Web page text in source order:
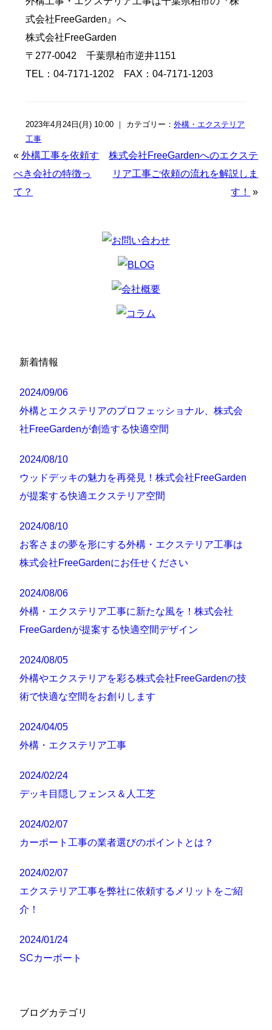
式会社FreeGarden』へ
株式会社FreeGarden
〒277-0042 千葉県柏市逆井1151
TEL：04-7171-1202 FAX：04-7171-1203
2023年4月24日(月) 10:00 ｜ カテゴリー：外構・エクステリア
工事
«外構工事を依頼す
べき会社の特徴っ
て？
株式会社FreeGardenへのエクステ
リア工事ご依頼の流れを解説しま
す！
»
新着情報
2024/09/06
外構とエクステリアのプロフェッショナル、株式会
社FreeGardenが創造する快適空間
2024/08/10
ウッドデッキの魅力を再発見！株式会社FreeGarden
が提案する快適エクステリア空間
2024/08/10
お客さまの夢を形にする外構・エクステリア工事は
株式会社FreeGardenにお任せください
2024/08/06
外構・エクステリア工事に新たな風を！株式会社
FreeGardenが提案する快適空間デザイン
2024/08/05
外構やエクステリアを彩る株式会社FreeGardenの技
術で快適な空間をお創りします
2024/04/05
外構・エクステリア工事
2024/02/24
デッキ目隠しフェンス＆人工芝
2024/02/07
カーポート工事の業者選びのポイントとは？
2024/02/07
エクステリア工事を弊社に依頼するメリットをご紹
介！
2024/01/24
SCカーポート
ブログカテゴリ